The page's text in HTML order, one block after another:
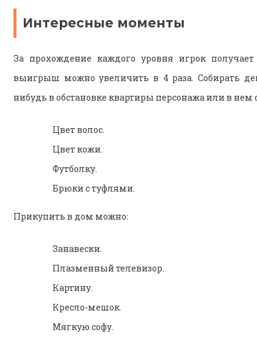
Интересные моменты
За прохождение каждого уровня игрок
выигрыш можно увеличить в 4 раза. Собирать
нибудь в обстановке квартиры персонажа или в
Цвет волос.
Цвет кожи.
Футболку.
Брюки с туфлями.
Прикупить в дом можно:
Занавески.
Плазменный телевизор.
Картину.
Кресло-мешок.
Мягкую софу.